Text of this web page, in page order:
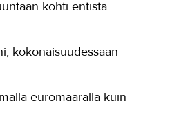
kohti entistä
kokonaisuudessaan
euromäärällä kuin